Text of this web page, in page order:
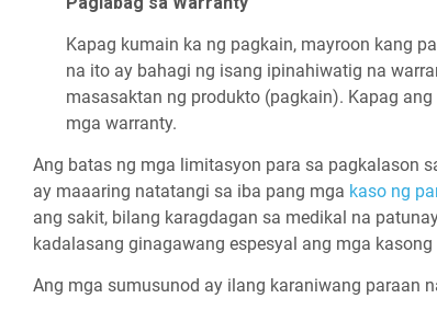
Kapag kumain ka ng pagkain, mayroon kang
na ito ay bahagi ng isang ipinahiwatig na
masasaktan ng produkto (pagkain). Kapag
mga warranty.
Ang batas ng mga limitasyon para sa pagkalason
ay maaaring natatangi sa iba pang mga kaso ng
ang sakit, bilang karagdagan sa medikal na
kadalasang ginagawang espesyal ang mga kasong
Ang mga sumusunod ay ilang karaniwang paraan